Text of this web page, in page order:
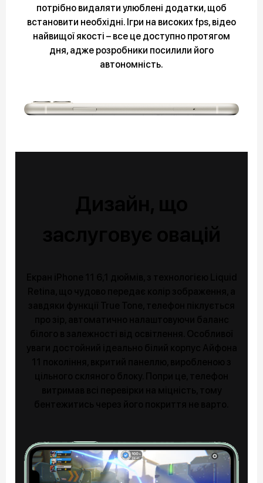
потрібно видаляти улюблені додатки, щоб
встановити необхідні. Ігри на високих fps, відео
найвищої якості – все це доступно протягом
дня, адже розробники посилили його
автономність.